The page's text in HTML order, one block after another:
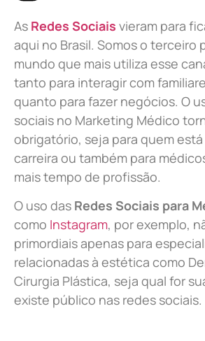
As Redes Sociais vieram para
aqui no Brasil. Somos o terceiro
mundo que mais utiliza esse
tanto para interagir com
quanto para fazer negócios. O
sociais no Marketing Médico
obrigatório, seja para quem
carreira ou também para
mais tempo de profissão.
O uso das Redes Sociais para
como Instagram, por exemplo,
primordiais apenas para
relacionadas à estética como
Cirurgia Plástica, seja qual for
existe público nas redes sociais.